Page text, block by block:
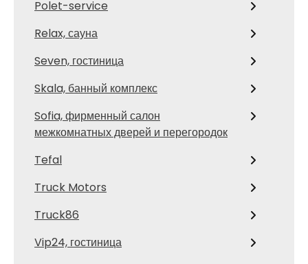
Polet-service
Relax, сауна
Seven, гостиница
Skala, банный комплекс
Sofia, фирменный салон
межкомнатных дверей и перегородок
Tefal
Truck Motors
Truck86
Vip24, гостиница